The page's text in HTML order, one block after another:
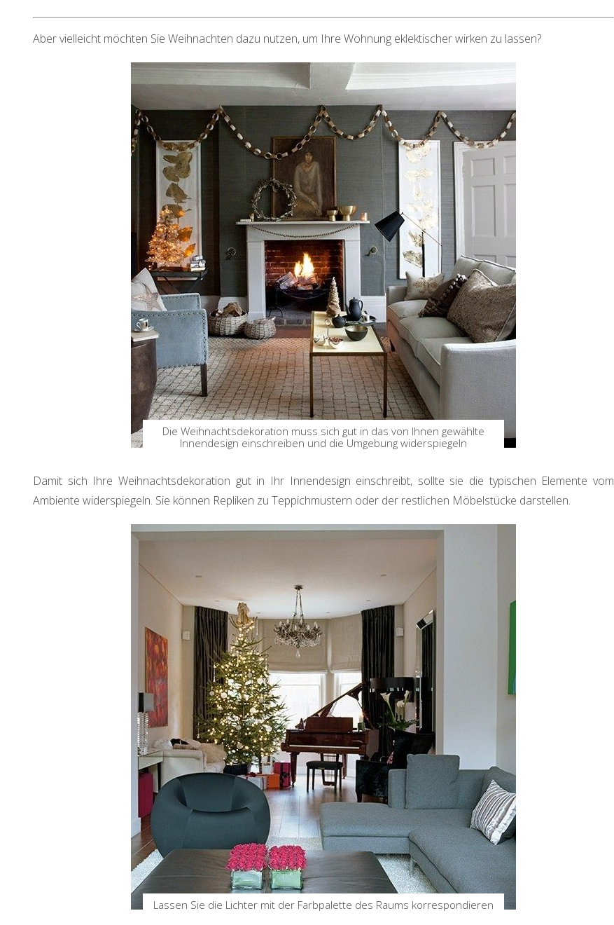
Aber vielleicht möchten Sie Weihnachten dazu nutzen, um Ihre Wohnung eklektischer wirken zu lassen?
Die Weihnachtsdekoration muss sich gut in das von Ihnen gewählte
Innendesign einschreiben und die Umgebung widerspiegeln
Damit sich Ihre Weihnachtsdekoration gut in Ihr Innendesign einschreibt, sollte sie die typischen Elemente vom
Ambiente widerspiegeln. Sie können Repliken zu Teppichmustern oder der restlichen Möbelstücke darstellen.
Lassen Sie die Lichter mit der Farbpalette des Raums korrespondieren